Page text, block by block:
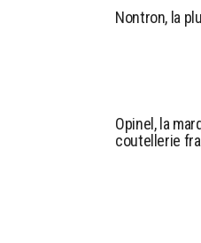
Nontron, la
Opinel, la
coutellerie